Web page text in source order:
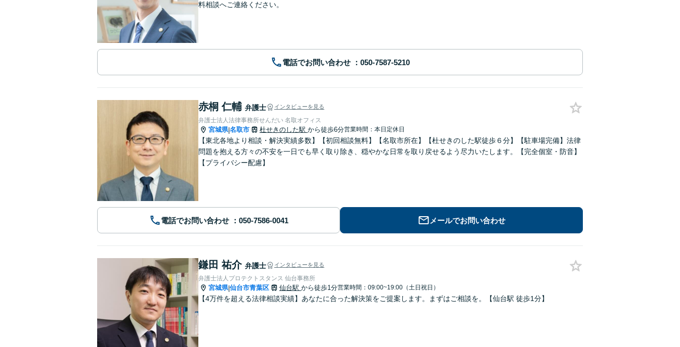
料相談へご連絡ください。
電話でお問い合わせ
赤桐 仁輔 弁護士 インタビューを見る
弁護士法人法律事務所せんだい 名取オフィス
宮城県|名取市 杜せきのした駅 から徒歩6分営業時間：本日定休日
【東北各地より相談・解決実績多数】【初回相談無料】【名取市所在】【杜せきのした駅徒歩６分】【駐車場完備】法律
問題を抱える方々の不安を一日でも早く取り除き、穏やかな日常を取り戻せるよう尽力いたします。【完全個室・防音】
【プライバシー配慮】
電話でお問い合わせ メールでお問い合わせ
鎌田 祐介 弁護士 インタビューを見る
弁護士法人プロテクトスタンス 仙台事務所
宮城県|仙台市青葉区 仙台駅 から徒歩1分営業時間：09:00~19:00（土日祝日）
【4万件を超える法律相談実績】あなたに合った解決策をご提案します。まずはご相談を。【仙台駅 徒歩1分】